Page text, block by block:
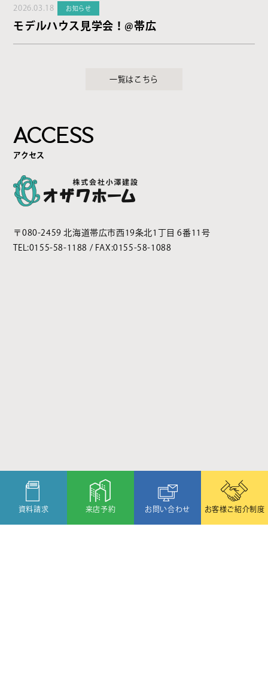
資料請求 来店予約 お問い合わせ お客様ご紹介制度
2026.03.18 お知らせ
モデルハウス見学会！@帯広
一覧はこちら
ACCESS
アクセス
〒080-2459 北海道帯広市西19条北1丁目 6番11号
TEL:0155-58-1188 / FAX:0155-58-1088